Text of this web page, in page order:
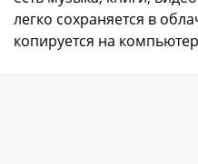
легко сохраняется в
копируется на